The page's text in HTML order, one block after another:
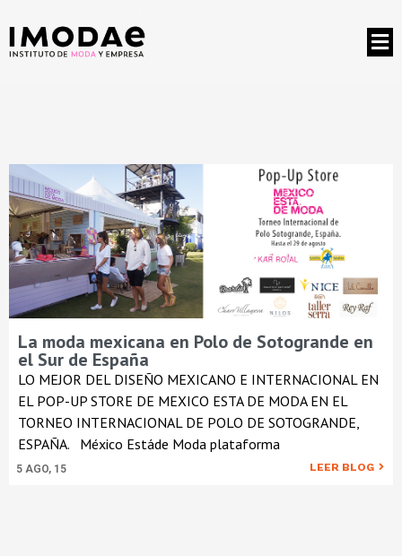
La moda mexicana en Polo de Sotogrande en
el Sur de España
5 AGO, 15
LO MEJOR DEL DISEÑO MEXICANO E INTERNACIONAL EN
EL POP-UP STORE DE MEXICO ESTA DE MODA EN EL
TORNEO INTERNACIONAL DE POLO DE SOTOGRANDE,
ESPAÑA. México Estáde Moda plataforma
LEER BLOG